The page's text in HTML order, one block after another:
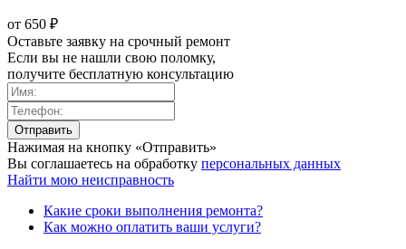
от 650 ₽
Оставьте заявку на срочный ремонт
Если вы не нашли свою поломку,
получите бесплатную консультацию
Нажимая на кнопку «Отправить»
Вы соглашаетесь на обработку персональных данных
Найти мою неисправность
Какие сроки выполнения ремонта?
Как можно оплатить ваши услуги?